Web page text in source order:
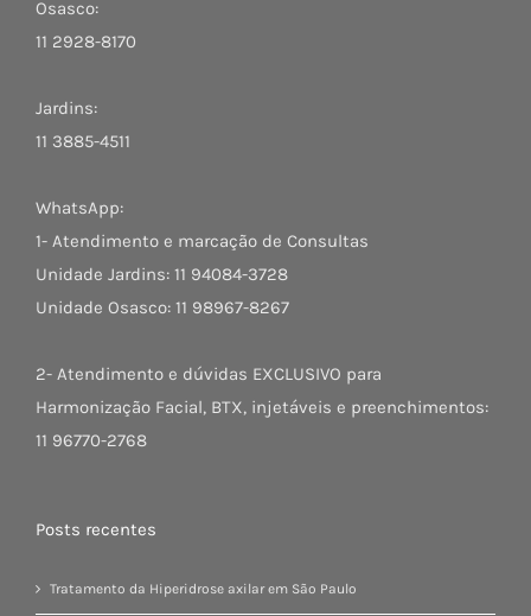
Osasco:
11 2928-8170
Jardins:
11 3885-4511
WhatsApp:
1- Atendimento e marcação de Consultas
Unidade Jardins: 11 94084-3728
Unidade Osasco: 11 98967-8267
2- Atendimento e dúvidas EXCLUSIVO para
Harmonização Facial, BTX, injetáveis e preenchimentos:
11 96770-2768
Posts recentes
Tratamento da Hiperidrose axilar em São Paulo